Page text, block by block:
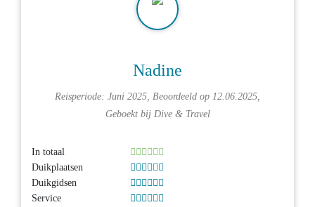
Nadine
Reisperiode: Juni 2025, Beoordeeld op 12.06.2025,
Geboekt bij Dive & Travel
In totaal
Duikplaatsen
Duikgidsen
Service